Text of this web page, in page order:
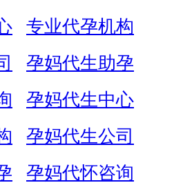
专业代孕机构
孕妈代生助孕
孕妈代生中心
孕妈代生公司
孕妈代怀咨询